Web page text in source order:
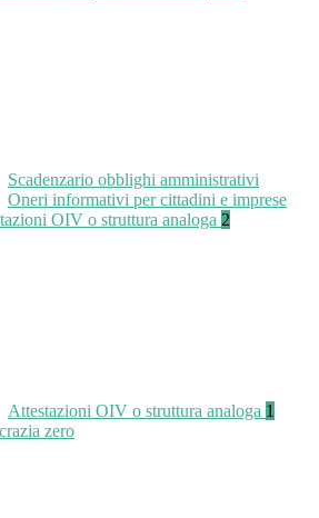
Scadenzario obblighi amministrativi
Oneri informativi per cittadini e imprese
OIV o struttura analoga 2
Attestazioni OIV o struttura analoga 1
zero